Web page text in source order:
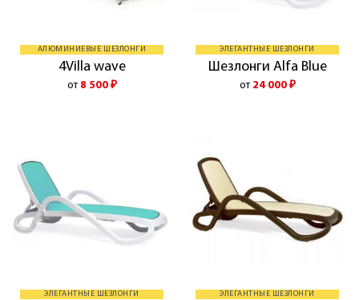
АЛЮМИНИЕВЫЕ ШЕЗЛОНГИ
4Villa wave
от 8 500 ₽
ЭЛЕГАНТНЫЕ ШЕЗЛОНГИ
Шезлонги Alfa Blue
от 24 000 ₽
ЭЛЕГАНТНЫЕ ШЕЗЛОНГИ ЭЛЕГАНТНЫЕ ШЕЗЛОНГИ